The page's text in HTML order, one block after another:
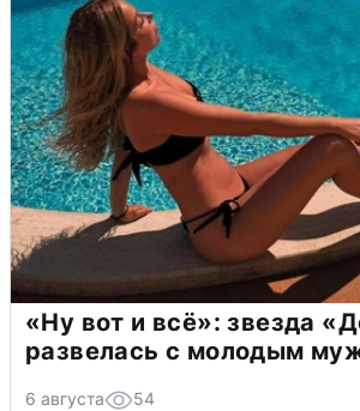
«Ну вот и всё»: звезда
развелась с молодым
6 августа 54